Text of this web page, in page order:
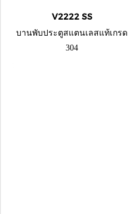
V2222 SS
บานพับประตูสแตนเลสแท้เกรด
304